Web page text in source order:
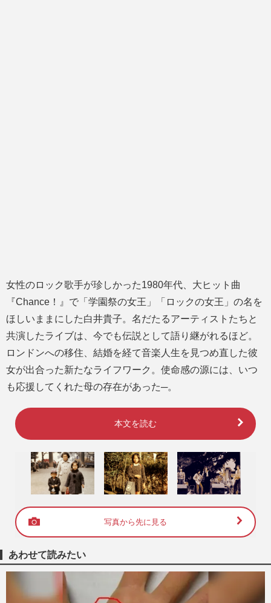
女性のロック歌手が珍しかった1980年代、大ヒット曲
『Chance！』で「学園祭の女王」「ロックの女王」の名を
ほしいままにした白井貴子。名だたるアーティストたちと
共演したライブは、今でも伝説として語り継がれるほど。
ロンドンへの移住、結婚を経て音楽人生を見つめ直した彼
女が出合った新たなライフワーク。使命感の源には、いつ
も応援してくれた母の存在があった─。
本文を読む
写真から先に見る
あわせて読みたい